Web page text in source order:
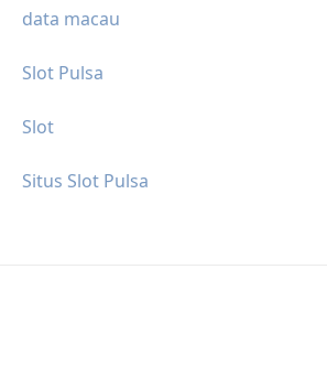
data macau
Slot Pulsa
Slot
Situs Slot Pulsa